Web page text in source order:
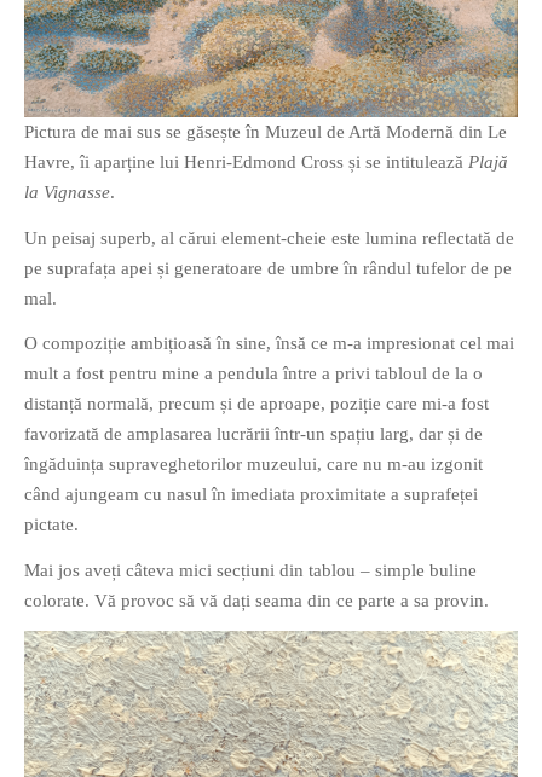
challenge of creating your
own acrostics and describing
famous movies by using the
very letters of their titles!
RASFOIESTE
Clasicul „Despre mine…”
Contact
Descarca povestirea Floare
Albastra!
Download 101 Movie
PRIETENI APROPIATI
Victor Sosea – Designer
PRIETENI DIN AFARA BRESLEI
GloryBox.ro
Pictura de mai sus se găsește în Muzeul de Artă Modernă din Le
Havre, îi aparține lui Henri-Edmond Cross și se intitulează Plajă
la Vignasse.
Un peisaj superb, al cărui element-cheie este lumina reflectată de
pe suprafața apei și generatoare de umbre în rândul tufelor de pe
mal.
O compoziție ambițioasă în sine, însă ce m-a impresionat cel mai
mult a fost pentru mine a pendula între a privi tabloul de la o
distanță normală, precum și de aproape, poziție care mi-a fost
favorizată de amplasarea lucrării într-un spațiu larg, dar și de
îngăduința supraveghetorilor muzeului, care nu m-au izgonit
când ajungeam cu nasul în imediata proximitate a suprafeței
pictate.
Mai jos aveți câteva mici secțiuni din tablou – simple buline
colorate. Vă provoc să vă dați seama din ce parte a sa provin.